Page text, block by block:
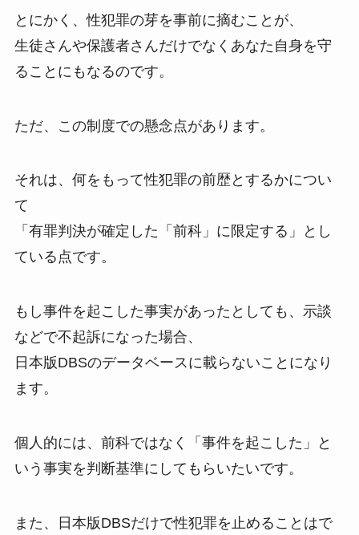
とにかく、性犯罪の芽を事前に摘むことが、
生徒さんや保護者さんだけでなくあなた自身を守
ることにもなるのです。
ただ、この制度での懸念点があります。
それは、何をもって性犯罪の前歴とするかについ
て
「有罪判決が確定した「前科」に限定する」とし
ている点です。
もし事件を起こした事実があったとしても、示談
などで不起訴になった場合、
日本版DBSのデータベースに載らないことになり
ます。
個人的には、前科ではなく「事件を起こした」と
いう事実を判断基準にしてもらいたいです。
また、日本版DBSだけで性犯罪を止めることはで